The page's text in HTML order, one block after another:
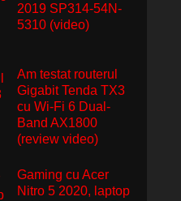
2019 SP314-54N-
5310 (video)
Am testat routerul
Gigabit Tenda TX3
cu Wi-Fi 6 Dual-
Band AX1800
(review video)
Gaming cu Acer
Nitro 5 2020, laptop